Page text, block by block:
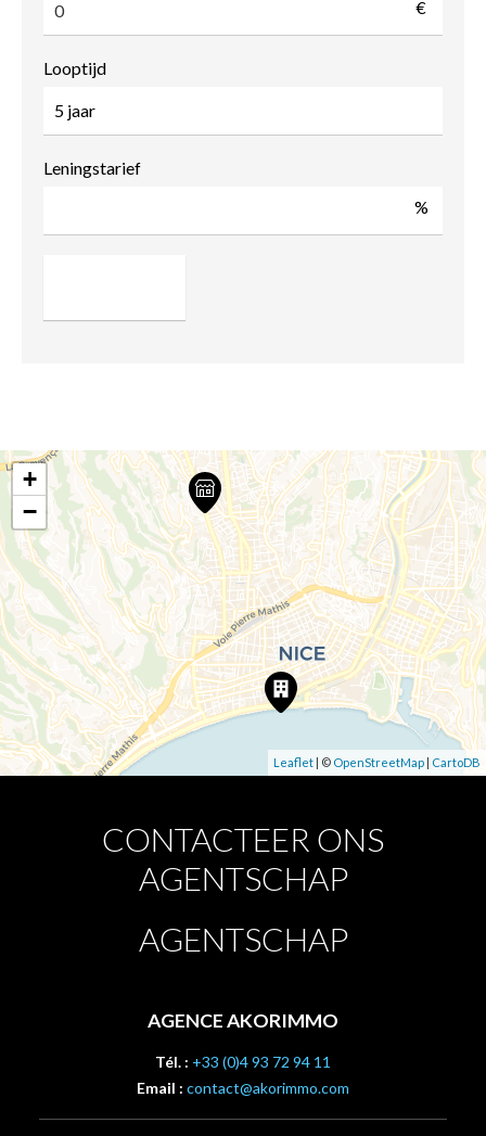
€
Looptijd
Leningstarief
%
+
−
Leaflet | © OpenStreetMap | CartoDB
CONTACTEER ONS
AGENTSCHAP
AGENTSCHAP
AGENCE AKORIMMO
Tél. : +33 (0)4 93 72 94 11
Email : contact@akorimmo.com